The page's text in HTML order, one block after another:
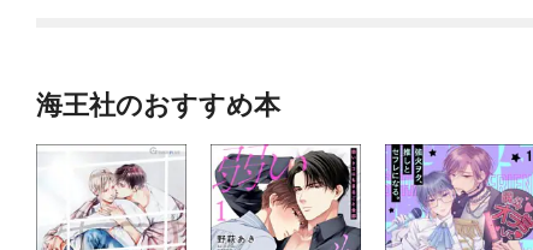
海王社のおすすめ本